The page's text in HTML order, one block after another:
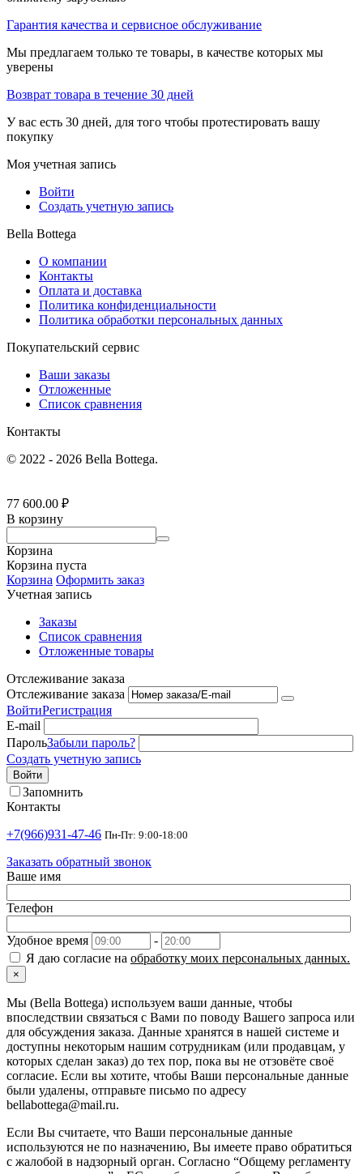
Гарантия качества и сервисное обслуживание
Мы предлагаем только те товары, в качестве которых мы
уверены
Возврат товара в течение 30 дней
У вас есть 30 дней, для того чтобы протестировать вашу
покупку
Моя учетная запись
Войти
Создать учетную запись
Bella Bottega
О компании
Контакты
Оплата и доставка
Политика конфиденциальности
Политика обработки персональных данных
Покупательский сервис
Ваши заказы
Отложенные
Список сравнения
Контакты
© 2022 - 2026 Bella Bottega.
77 600.00 ₽
В корзину
Корзина
Корзина пуста
Корзина Оформить заказ
Учетная запись
Заказы
Список сравнения
Отложенные товары
Отслеживание заказа
Отслеживание заказа
ВойтиРегистрация
E-mail
ПарольЗабыли пароль?
Создать учетную запись
Войти
Запомнить
Контакты
+7(966)931-47-46 Пн-Пт: 9:00-18:00
Заказать обратный звонок
Ваше имя
Телефон
Удобное время
-
Я даю согласие на обработку моих персональных данных.
×
Мы (Bella Bottega) используем ваши данные, чтобы
впоследствии связаться с Вами по поводу Вашего запроса или
для обсуждения заказа. Данные хранятся в нашей системе и
доступны некоторым нашим сотрудникам (или продавцам, у
которых сделан заказ) до тех пор, пока вы не отзовёте своё
согласие. Если вы хотите, чтобы Ваши персональные данные
были удалены, отправьте письмо по адресу
bellabottega@mail.ru.
Если Вы считаете, что Ваши персональные данные
используются не по назначению, Вы имеете право обратиться
с жалобой в надзорный орган. Согласно “Общему регламенту